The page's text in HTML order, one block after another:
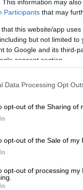
This information may
Participants that may
that this website/app
but not limited
to Google and its third-
consent section.
Data Processing Opt
opt-out of the Sharing of
opt-out of the Sale of my
opt-out of processing my
Οικονομία |
Ο
εδώλιο: Η
την
Η τουρκική
(1.025€) για